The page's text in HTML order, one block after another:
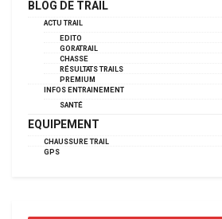
BLOG DE TRAIL
ACTU TRAIL
EDITO
GORATRAIL
CHASSE
RÉSULTATS TRAILS
PREMIUM
INFOS ENTRAINEMENT
SANTÉ
EQUIPEMENT
CHAUSSURE TRAIL
GPS